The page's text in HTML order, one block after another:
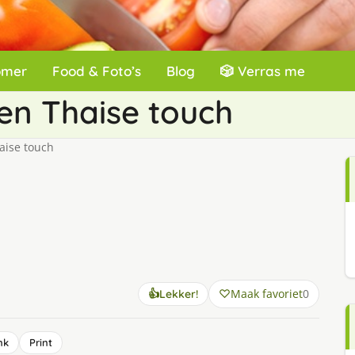
Food & Foto’s Blog 🎲 Verras me
Thaise touch
touch
👍Lekker! Maak favoriet0
Print